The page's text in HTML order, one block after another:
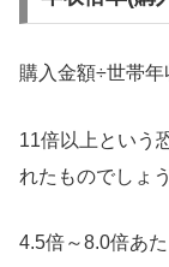
購入金額÷世帯年
11倍以上という
れたものでしょう
4.5倍～8.0倍あ